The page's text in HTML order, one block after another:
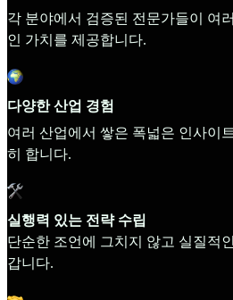
각 분야에서 검증된 전문가들이 여
인 가치를 제공합니다.
다양한 산업 경험
여러 산업에서 쌓은 폭넓은 인사이
히 합니다.
실행력 있는 전략 수립
단순한 조언에 그치지 않고 실질적
갑니다.